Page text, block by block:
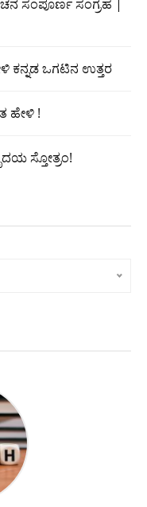
ಸಂಪೂರ್ಣ ಸಂಗ್ರಹ |
ಕನ್ನಡ ಒಗಟಿನ ಉತ್ತರ
ಹೇಳಿ !
ಸ್ತೋತ್ರಂ!